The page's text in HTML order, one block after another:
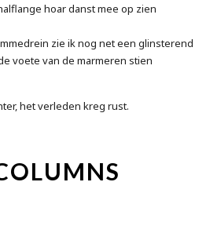
hoar danst mee op zien
zie ik nog net een glinsterend
voete van de marmeren stien
het verleden kreg rust.